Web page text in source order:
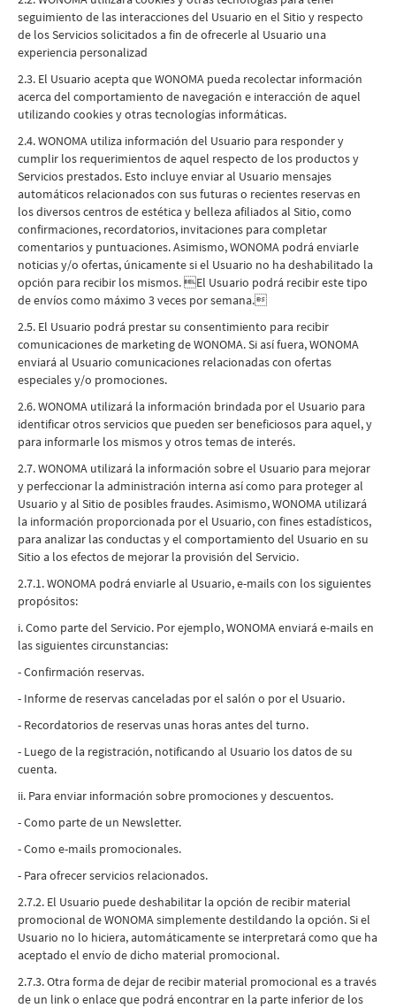
seguimiento de las interacciones del Usuario en el Sitio y respecto
de los Servicios solicitados a fin de ofrecerle al Usuario una
experiencia personalizad
2.3. El Usuario acepta que WONOMA pueda recolectar información
acerca del comportamiento de navegación e interacción de aquel
utilizando cookies y otras tecnologías informáticas.
2.4. WONOMA utiliza información del Usuario para responder y
cumplir los requerimientos de aquel respecto de los productos y
Servicios prestados. Esto incluye enviar al Usuario mensajes
automáticos relacionados con sus futuras o recientes reservas en
los diversos centros de estética y belleza afiliados al Sitio, como
confirmaciones, recordatorios, invitaciones para completar
comentarios y puntuaciones. Asimismo, WONOMA podrá enviarle
noticias y/o ofertas, únicamente si el Usuario no ha deshabilitado la
opción para recibir los mismos. El Usuario podrá recibir este tipo
de envíos como máximo 3 veces por semana.
2.5. El Usuario podrá prestar su consentimiento para recibir
comunicaciones de marketing de WONOMA. Si así fuera, WONOMA
enviará al Usuario comunicaciones relacionadas con ofertas
especiales y/o promociones.
2.6. WONOMA utilizará la información brindada por el Usuario para
identificar otros servicios que pueden ser beneficiosos para aquel, y
para informarle los mismos y otros temas de interés.
2.7. WONOMA utilizará la información sobre el Usuario para mejorar
y perfeccionar la administración interna así como para proteger al
Usuario y al Sitio de posibles fraudes. Asimismo, WONOMA utilizará
la información proporcionada por el Usuario, con fines estadísticos,
para analizar las conductas y el comportamiento del Usuario en su
Sitio a los efectos de mejorar la provisión del Servicio.
2.7.1. WONOMA podrá enviarle al Usuario, e-mails con los siguientes
propósitos:
i. Como parte del Servicio. Por ejemplo, WONOMA enviará e-mails en
las siguientes circunstancias:
- Confirmación reservas.
- Informe de reservas canceladas por el salón o por el Usuario.
- Recordatorios de reservas unas horas antes del turno.
- Luego de la registración, notificando al Usuario los datos de su
cuenta.
ii. Para enviar información sobre promociones y descuentos.
- Como parte de un Newsletter.
- Como e-mails promocionales.
- Para ofrecer servicios relacionados.
2.7.2. El Usuario puede deshabilitar la opción de recibir material
promocional de WONOMA simplemente destildando la opción. Si el
Usuario no lo hiciera, automáticamente se interpretará como que ha
aceptado el envío de dicho material promocional.
2.7.3. Otra forma de dejar de recibir material promocional es a través
de un link o enlace que podrá encontrar en la parte inferior de los